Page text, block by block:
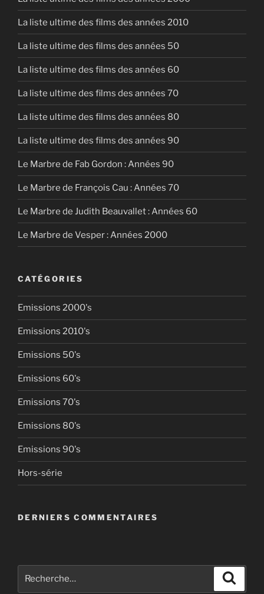
La liste ultime des films des années 2010
La liste ultime des films des années 50
La liste ultime des films des années 60
La liste ultime des films des années 70
La liste ultime des films des années 80
La liste ultime des films des années 90
Le Marbre de Fab Gordon : Années 90
Le Marbre de François Cau : Années 70
Le Marbre de Judith Beauvallet : Années 60
Le Marbre de Vesper : Années 2000
CATÉGORIES
Emissions 2000's
Emissions 2010's
Emissions 50's
Emissions 60's
Emissions 70's
Emissions 80's
Emissions 90's
Hors-série
DERNIERS COMMENTAIRES